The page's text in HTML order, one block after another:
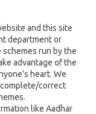
and this site
department or
run by the
advantage of the
heart. We
correct
like Aadhar